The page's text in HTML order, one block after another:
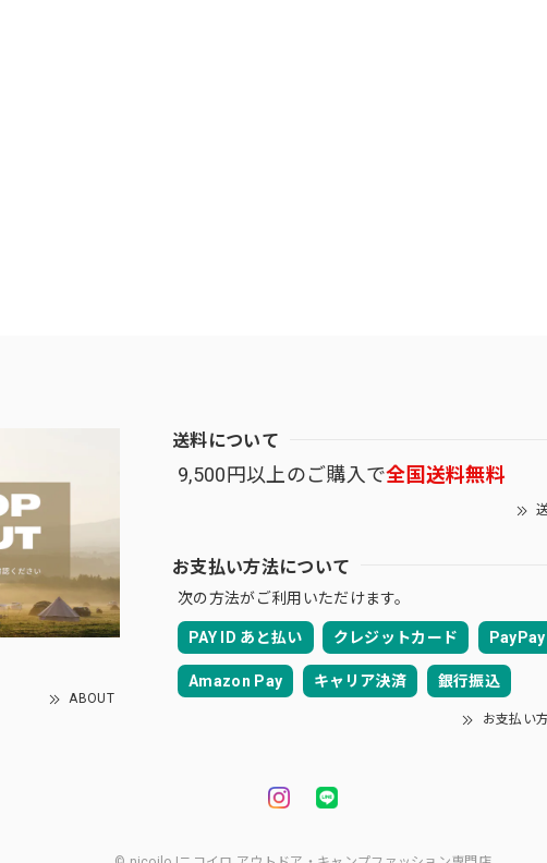
ABOUT
送料について
9,500円以上のご購入で全国送料無料
お支払い方法について
次の方法がご利用いただけます。
PAY ID あと払い クレジットカード PayPay
Amazon Pay キャリア決済 銀行振込
お支払い